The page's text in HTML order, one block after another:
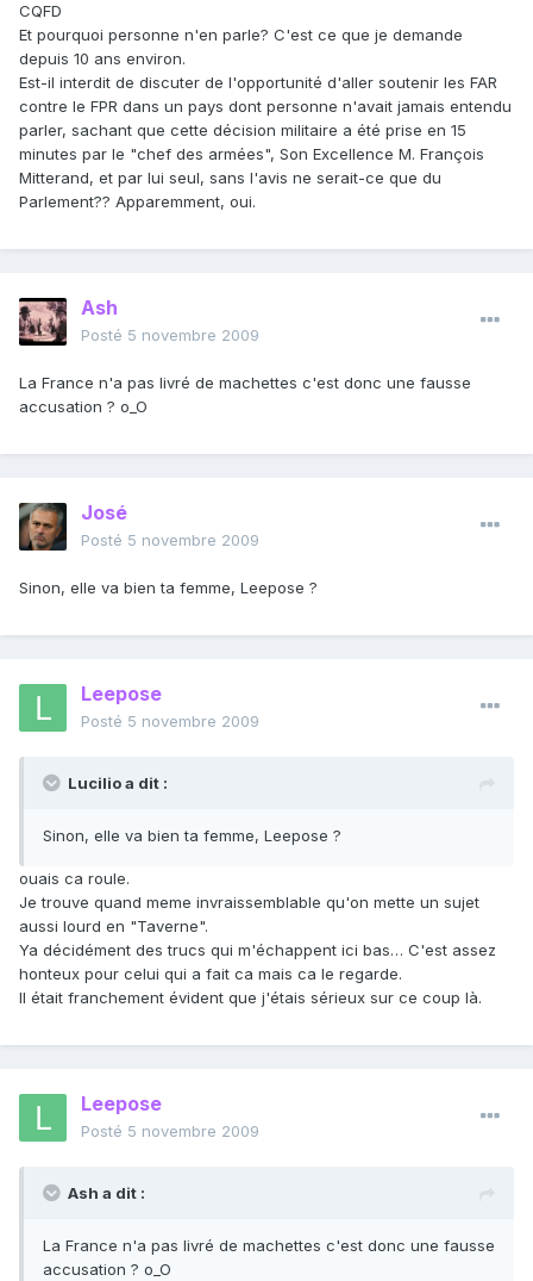
CQFD
Et pourquoi personne n'en parle? C'est ce que je demande
depuis 10 ans environ.
Est-il interdit de discuter de l'opportunité d'aller soutenir les FAR
contre le FPR dans un pays dont personne n'avait jamais entendu
parler, sachant que cette décision militaire a été prise en 15
minutes par le "chef des armées", Son Excellence M. François
Mitterand, et par lui seul, sans l'avis ne serait-ce que du
Parlement?? Apparemment, oui.
Ash
Posté 5 novembre 2009
La France n'a pas livré de machettes c'est donc une fausse
accusation ? o_O
José
Posté 5 novembre 2009
Sinon, elle va bien ta femme, Leepose ?
Leepose
Posté 5 novembre 2009
Lucilio a dit :
Sinon, elle va bien ta femme, Leepose ?
ouais ca roule.
Je trouve quand meme invraissemblable qu'on mette un sujet
aussi lourd en "Taverne".
Ya décidément des trucs qui m'échappent ici bas… C'est assez
honteux pour celui qui a fait ca mais ca le regarde.
Il était franchement évident que j'étais sérieux sur ce coup là.
Leepose
Posté 5 novembre 2009
Ash a dit :
La France n'a pas livré de machettes c'est donc une fausse
accusation ? o_O